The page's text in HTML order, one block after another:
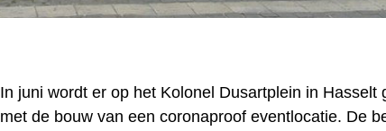
In juni wordt er op het Kolonel Dusartplein in Hasselt
met de bouw van een coronaproof eventlocatie. De